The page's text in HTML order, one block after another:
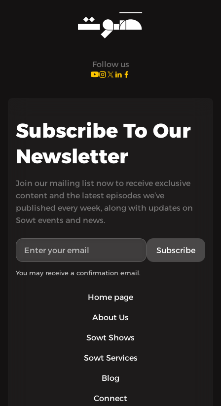
Follow us
Home page
About Us
Sowt Shows
Sowt Services
Blog
Connect
Subscribe To Our
Newsletter
Join our mailing list now to receive exclusive
content and the latest episodes we’ve
published every week, along with updates on
Sowt events and news.
Subscribe
You may receive a confirmation email.